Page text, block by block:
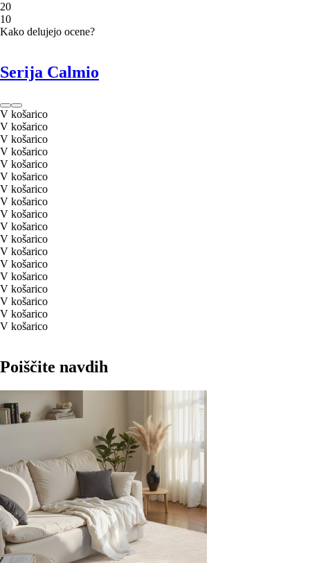
20
10
Kako delujejo ocene?
Serija Calmio
V košarico
V košarico
V košarico
V košarico
V košarico
V košarico
V košarico
V košarico
V košarico
V košarico
V košarico
V košarico
V košarico
V košarico
V košarico
V košarico
V košarico
V košarico
Poiščite navdih